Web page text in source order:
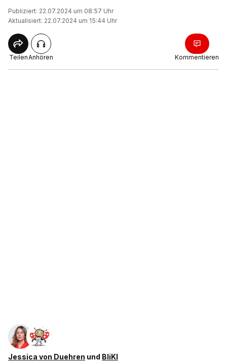
Publiziert: 22.07.2024 um 08:57 Uhr
Aktualisiert: 22.07.2024 um 15:44 Uhr
TeilenAnhören Kommentieren
Jessica von Duehren und BliKI